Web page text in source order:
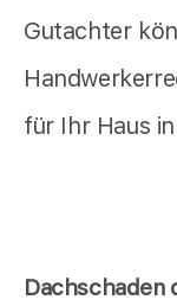
Gutachter
für Ihr Haus
Dachschaden